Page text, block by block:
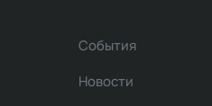
События
Новости